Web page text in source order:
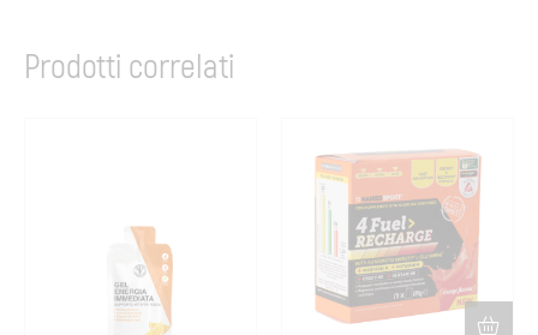
Prodotti correlati